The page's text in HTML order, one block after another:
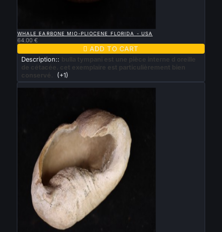
WHALE EARBONE MIO-PLIOCENE FLORIDA - USA
64.00 €
 ADD TO CART
Description::
bulla tympani est une pièce interne d oreille
de cétacée. cet exemplaire est particulièrement bien
conservé.
(+1)